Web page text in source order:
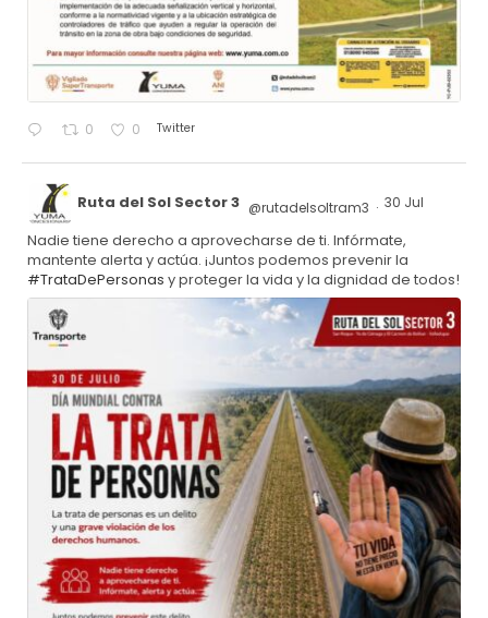
0 0 Twitter
Ruta del Sol Sector 3 @rutadelsoltram3 · 30 Jul
Nadie tiene derecho a aprovecharse de ti. Infórmate,
mantente alerta y actúa. ¡Juntos podemos prevenir la
#TrataDePersonas y proteger la vida y la dignidad de todos!